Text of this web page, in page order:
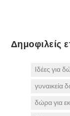
Δημοφιλείς
Ιδέες για
γυναικεία
δώρα για